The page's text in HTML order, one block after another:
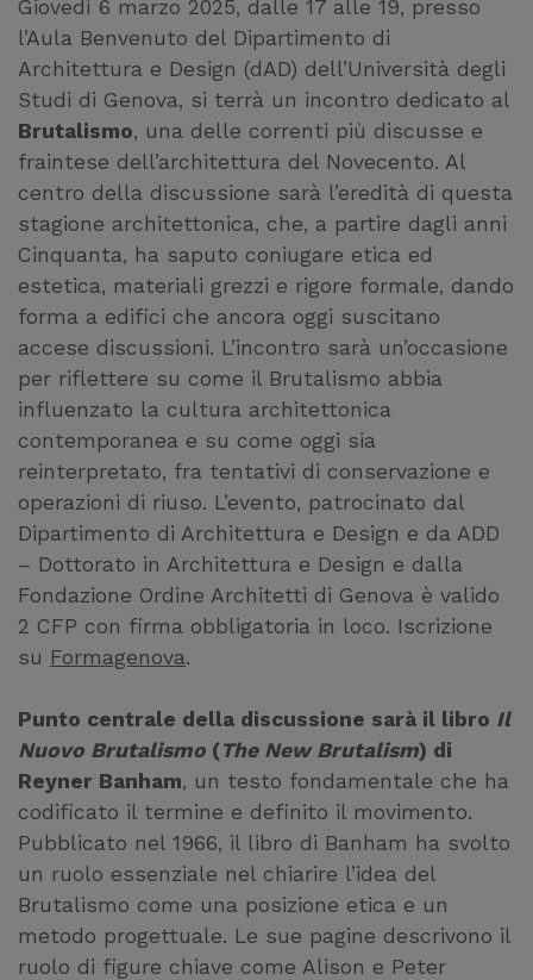
Giovedì 6 marzo 2025, dalle 17 alle 19, presso
l’Aula Benvenuto del Dipartimento di
Architettura e Design (dAD) dell’Università degli
Studi di Genova, si terrà un incontro dedicato al
Brutalismo, una delle correnti più discusse e
fraintese dell’architettura del Novecento. Al
centro della discussione sarà l’eredità di questa
stagione architettonica, che, a partire dagli anni
Cinquanta, ha saputo coniugare etica ed
estetica, materiali grezzi e rigore formale, dando
forma a edifici che ancora oggi suscitano
accese discussioni. L’incontro sarà un’occasione
per riflettere su come il Brutalismo abbia
influenzato la cultura architettonica
contemporanea e su come oggi sia
reinterpretato, fra tentativi di conservazione e
operazioni di riuso. L’evento, patrocinato dal
Dipartimento di Architettura e Design e da ADD
– Dottorato in Architettura e Design e dalla
Fondazione Ordine Architetti di Genova è valido
2 CFP con firma obbligatoria in loco. Iscrizione
su Formagenova.
Punto centrale della discussione sarà il libro Il
Nuovo Brutalismo (The New Brutalism) di
Reyner Banham, un testo fondamentale che ha
codificato il termine e definito il movimento.
Pubblicato nel 1966, il libro di Banham ha svolto
un ruolo essenziale nel chiarire l’idea del
Brutalismo come una posizione etica e un
metodo progettuale. Le sue pagine descrivono il
ruolo di figure chiave come Alison e Peter